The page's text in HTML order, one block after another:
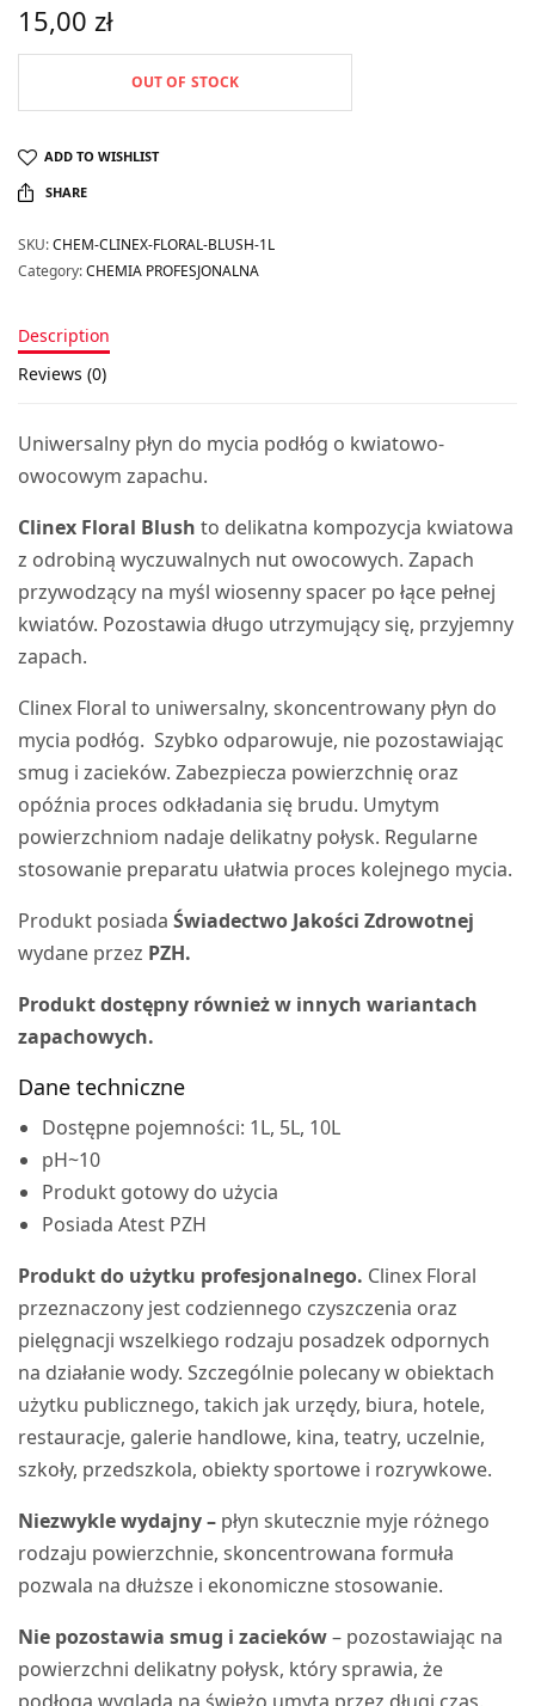
15,00 zł
OUT OF STOCK
ADD TO WISHLIST
SHARE
SKU:CHEM-CLINEX-FLORAL-BLUSH-1L
Category:CHEMIA PROFESJONALNA
Description
Reviews (0)
Uniwersalny płyn do mycia podłóg o kwiatowo-
owocowym zapachu.
Clinex Floral Blushto delikatna kompozycja kwiatowa
z odrobiną wyczuwalnych nut owocowych. Zapach
przywodzący na myśl wiosenny spacer po łące pełnej
kwiatów. Pozostawia długo utrzymujący się, przyjemny
zapach.
Clinex Floral to uniwersalny, skoncentrowany płyn do
mycia podłóg. Szybko odparowuje, nie pozostawiając
smug i zacieków. Zabezpiecza powierzchnię oraz
opóźnia proces odkładania się brudu. Umytym
powierzchniom nadaje delikatny połysk. Regularne
stosowanie preparatu ułatwia proces kolejnego mycia.
Produkt posiadaŚwiadectwo Jakości Zdrowotnej
wydane przez PZH.
Produkt dostępny również w innych wariantach
zapachowych.
Dane techniczne
Dostępne pojemności: 1L, 5L, 10L
pH~10
Produkt gotowy do użycia
Posiada Atest PZH
Produkt do użytku profesjonalnego. Clinex Floral
przeznaczony jest codziennego czyszczenia oraz
pielęgnacji wszelkiego rodzaju posadzek odpornych
na działanie wody. Szczególnie polecany w obiektach
użytku publicznego, takich jak urzędy, biura, hotele,
restauracje, galerie handlowe, kina, teatry, uczelnie,
szkoły, przedszkola, obiekty sportowe i rozrywkowe.
Niezwykle wydajny – płyn skutecznie myje różnego
rodzaju powierzchnie, skoncentrowana formuła
pozwala na dłuższe i ekonomiczne stosowanie.
Nie pozostawia smug i zacieków– pozostawiając na
powierzchni delikatny połysk, który sprawia, że